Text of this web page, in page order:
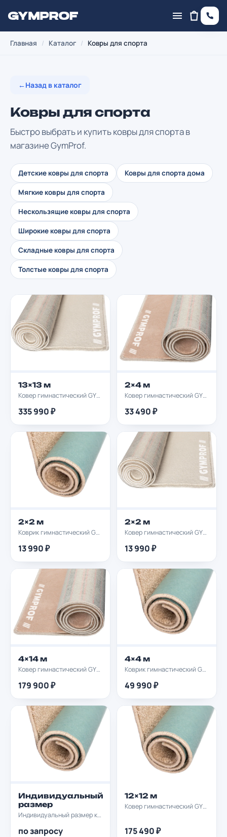
Главная / Каталог / Ковры для спорта
←Назад в каталог
Ковры для спорта
Быстро выбрать и купить ковры для спорта в
магазине GymProf.
Детские ковры для спорта Ковры для спорта дома
Мягкие ковры для спорта
Нескользящие ковры для спорта
Широкие ковры для спорта
Складные ковры для спорта
Толстые ковры для спорта
13×13 м
Ковер гимнастический GYMPROF 13х13м
335 990 ₽
2×4 м
Ковер гимнастический GYMPROF 2х4м
33 490 ₽
2×2 м
Коврик гимнастический GYMPROF 2х2м
13 990 ₽
2×2 м
Ковер гимнастический GYMPROF 2х2м
13 990 ₽
4×14 м
Ковер гимнастический GYMPROF 4х14м
179 900 ₽
4×4 м
Коврик гимнастический GYMPROF 4х4м
49 990 ₽
Индивидуальный
размер
Индивидуальный размер ковра soft
по запросу
12×12 м
Ковер гимнастический GYMPROF 12х12м
175 490 ₽